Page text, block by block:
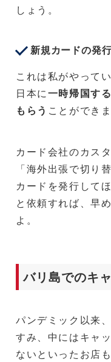
しょう。
新規カードの発
これは私がやってい
日本に一時帰国す
もらう ことができま
カード会社のカス
「海外出張で切り
カードを発行してほ
と依頼すれば、早
よ。
バリ島でのキ
パンデミック以来
すみ、中にはキャ
ないといったお店